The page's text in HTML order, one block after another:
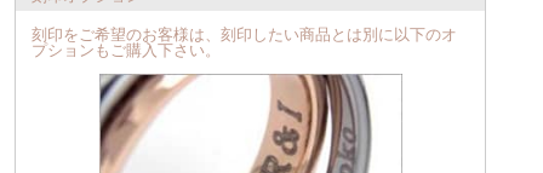
刻印をご希望のお客様は、刻印したい商品とは別に以下のオ
プションもご購入下さい。